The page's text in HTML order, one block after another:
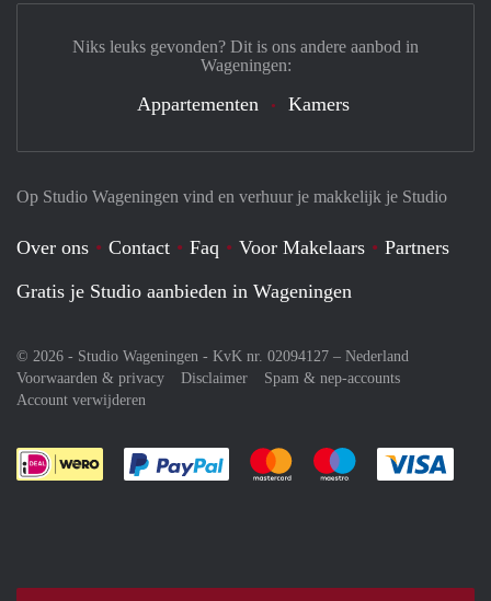
Op Studio Wageningen vind en verhuur je makkelijk je Studio
Over ons Contact Faq Voor Makelaars
Partners
Gratis je Studio aanbieden in Wageningen
© 2026 - Studio Wageningen - KvK nr. 02094127 – Nederland
Voorwaarden & privacy
Disclaimer
Spam & nep-accounts
Account verwijderen
Je rekent gemakkelijk af met Paypal
Je rekent gemakkelijk af met
Je rekent
Niks leuks gevonden? Dit is ons andere aanbod in
Wageningen:
Appartementen Kamers